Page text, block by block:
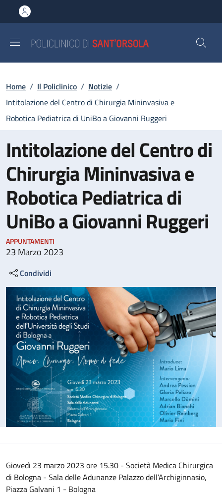
al contenuto principale
to footer content
Briciole di pane
Home / Il Policlinico / Notizie /
Intitolazione del Centro di Chirurgia Mininvasiva e
Robotica Pediatrica di UniBo a Giovanni Ruggeri
Intitolazione del Centro di
Chirurgia Mininvasiva e
Robotica Pediatrica di
UniBo a Giovanni Ruggeri
APPUNTAMENTI
23 Marzo 2023
Condividi
Giovedì 23 marzo 2023 ore 15.30 - Società Medica Chirurgica
di Bologna - Sala delle Adunanze Palazzo dell’Archiginnasio,
Piazza Galvani 1 - Bologna